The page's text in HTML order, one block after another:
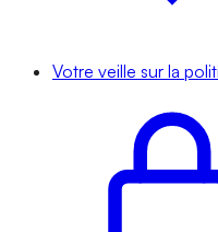
Votre veille sur la